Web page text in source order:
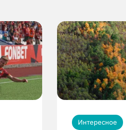
Интересное